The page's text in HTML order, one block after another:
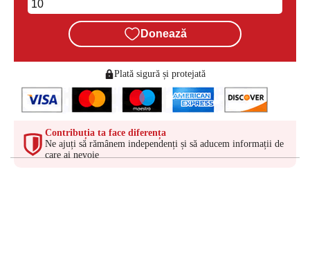
Donează
Plată sigură și protejată
Contribuția ta face diferența
Ne ajuți să rămânem independenți și să aducem informații de
care ai nevoie